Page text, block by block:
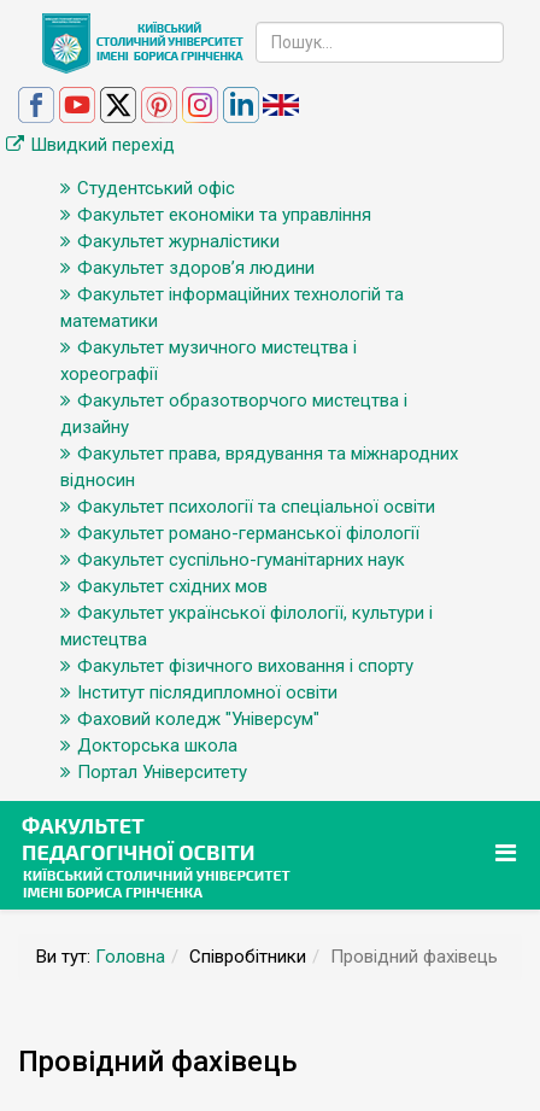
Швидкий перехід
Студентський офіс
Факультет економіки та управління
Факультет журналістики
Факультет здоров’я людини
Факультет інформаційних технологій та
математики
Факультет музичного мистецтва і
хореографії
Факультет образотворчого мистецтва і
дизайну
Факультет права, врядування та міжнародних
відносин
Факультет психології та спеціальної освіти
Факультет романо-германської філології
Факультет суспільно-гуманітарних наук
Факультет східних мов
Факультет української філології, культури і
мистецтва
Факультет фізичного виховання і спорту
Інститут післядипломної освіти
Фаховий коледж "Універсум"
Докторська школа
Портал Університету
Ви тут: Головна Співробітники Провідний фахівець
Провідний фахівець